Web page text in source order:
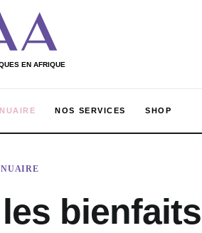
EN AFRIQUE
NOS SERVICES SHOP
bienfaits